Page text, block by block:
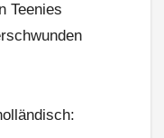
Teenies